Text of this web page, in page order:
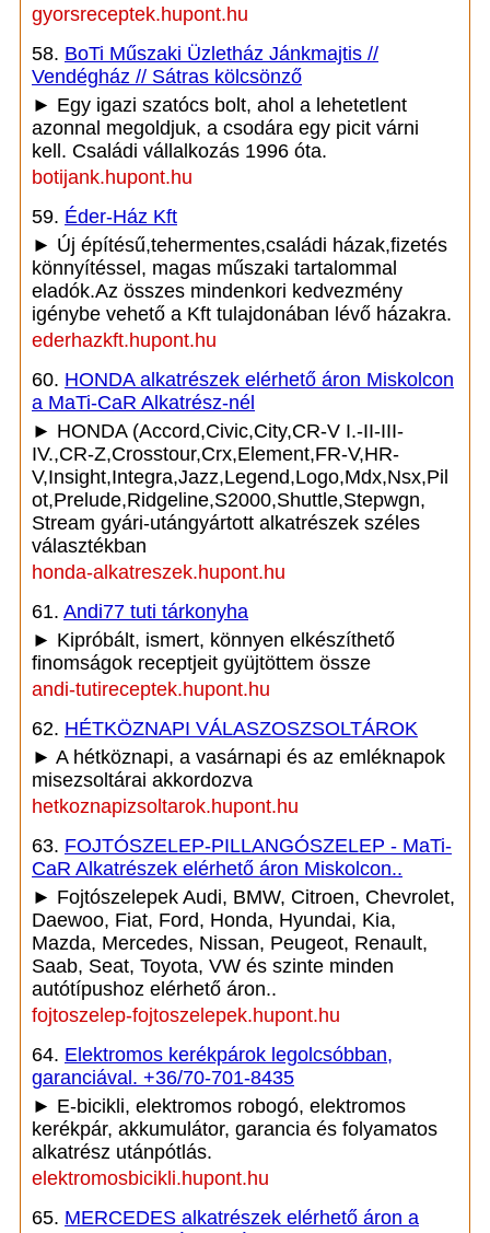
gyorsreceptek.hupont.hu
58. BoTi Műszaki Üzletház Jánkmajtis //
Vendégház // Sátras kölcsönző
► Egy igazi szatócs bolt, ahol a lehetetlent
azonnal megoldjuk, a csodára egy picit várni
kell. Családi vállalkozás 1996 óta.
botijank.hupont.hu
59. Éder-Ház Kft
► Új építésű,tehermentes,családi házak,fizetés
könnyítéssel, magas műszaki tartalommal
eladók.Az összes mindenkori kedvezmény
igénybe vehető a Kft tulajdonában lévő házakra.
ederhazkft.hupont.hu
60. HONDA alkatrészek elérhető áron Miskolcon
a MaTi-CaR Alkatrész-nél
► HONDA (Accord,Civic,City,CR-V I.-II-III-
IV.,CR-Z,Crosstour,Crx,Element,FR-V,HR-
V,Insight,Integra,Jazz,Legend,Logo,Mdx,Nsx,Pil
ot,Prelude,Ridgeline,S2000,Shuttle,Stepwgn,
Stream gyári-utángyártott alkatrészek széles
választékban
honda-alkatreszek.hupont.hu
61. Andi77 tuti tárkonyha
► Kipróbált, ismert, könnyen elkészíthető
finomságok receptjeit gyüjtöttem össze
andi-tutireceptek.hupont.hu
62. HÉTKÖZNAPI VÁLASZOSZSOLTÁROK
► A hétköznapi, a vasárnapi és az emléknapok
misezsoltárai akkordozva
hetkoznapizsoltarok.hupont.hu
63. FOJTÓSZELEP-PILLANGÓSZELEP - MaTi-
CaR Alkatrészek elérhető áron Miskolcon..
► Fojtószelepek Audi, BMW, Citroen, Chevrolet,
Daewoo, Fiat, Ford, Honda, Hyundai, Kia,
Mazda, Mercedes, Nissan, Peugeot, Renault,
Saab, Seat, Toyota, VW és szinte minden
autótípushoz elérhető áron..
fojtoszelep-fojtoszelepek.hupont.hu
64. Elektromos kerékpárok legolcsóbban,
garanciával. +36/70-701-8435
► E-bicikli, elektromos robogó, elektromos
kerékpár, akkumulátor, garancia és folyamatos
alkatrész utánpótlás.
elektromosbicikli.hupont.hu
65. MERCEDES alkatrészek elérhető áron a